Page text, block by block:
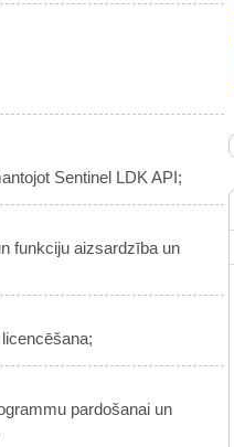
Sentinel LDK API;
funkciju aizsardzība un
pardošanai un